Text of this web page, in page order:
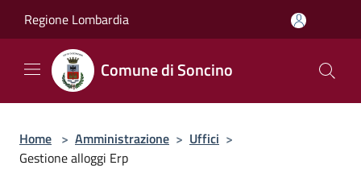
Regione Lombardia
Comune di Soncino
Home > Amministrazione > Uffici >
Gestione alloggi Erp